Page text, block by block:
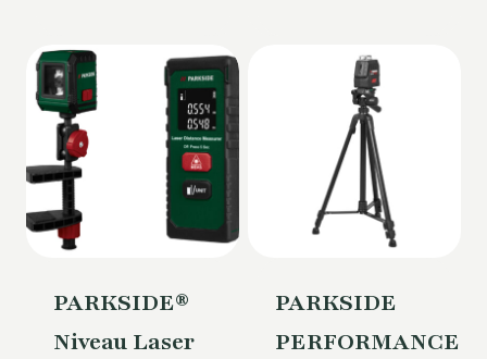
PARKSIDE®
Niveau Laser
PARKSIDE
PERFORMANCE®